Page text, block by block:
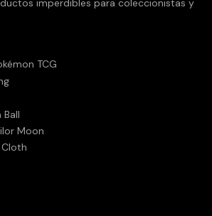
imperdibles para coleccionistas y
TCG
Ball
Moon